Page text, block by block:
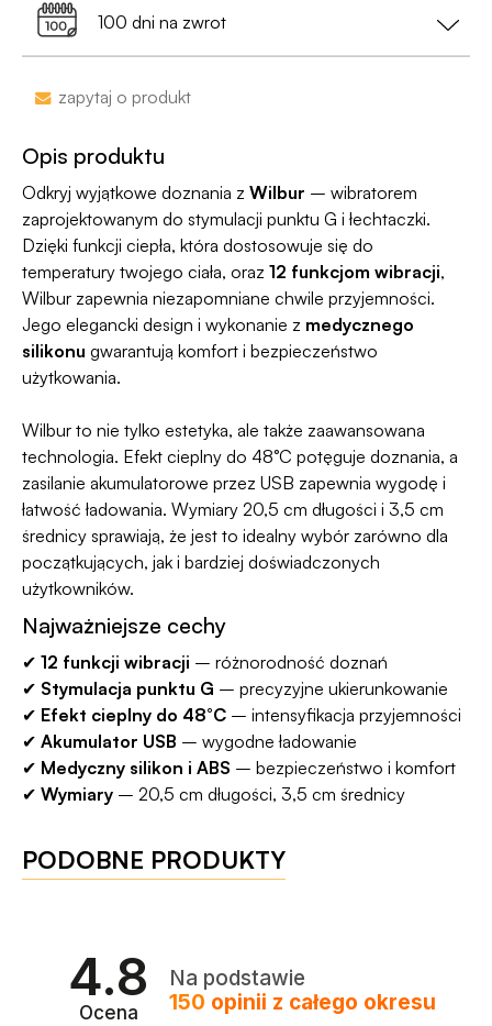
Dyskrecji — jeśli ją naruszymy, zwrócimy Ci
przy zamówieniu za min. 199 zł
100 dni na zwrot
100 dni na zwrot. Sam proces jesy niezwykle
programu Wygodne Zwroty®
zapytaj o produkt
Opis produktu
Odkryj wyjątkowe doznania z Wilbur – wibratorem
zaprojektowanym do stymulacji punktu G i łechtaczki.
Dzięki funkcji ciepła, która dostosowuje się do
temperatury twojego ciała, oraz 12 funkcjom wibracji,
Wilbur zapewnia niezapomniane chwile przyjemności.
Jego elegancki design i wykonanie z medycznego
silikonu gwarantują komfort i bezpieczeństwo
użytkowania.
Wilbur to nie tylko estetyka, ale także zaawansowana
technologia. Efekt cieplny do 48°C potęguje doznania, a
zasilanie akumulatorowe przez USB zapewnia wygodę i
łatwość ładowania. Wymiary 20,5 cm długości i 3,5 cm
średnicy sprawiają, że jest to idealny wybór zarówno dla
początkujących, jak i bardziej doświadczonych
użytkowników.
Najważniejsze cechy
✔ 12 funkcji wibracji – różnorodność doznań
✔ Stymulacja punktu G – precyzyjne ukierunkowanie
✔ Efekt cieplny do 48°C – intensyfikacja przyjemności
✔ Akumulator USB – wygodne ładowanie
✔ Medyczny silikon i ABS – bezpieczeństwo i komfort
✔ Wymiary – 20,5 cm długości, 3,5 cm średnicy
PODOBNE PRODUKTY
4.8
Ocena
Na podstawie
150 opinii z całego okresu